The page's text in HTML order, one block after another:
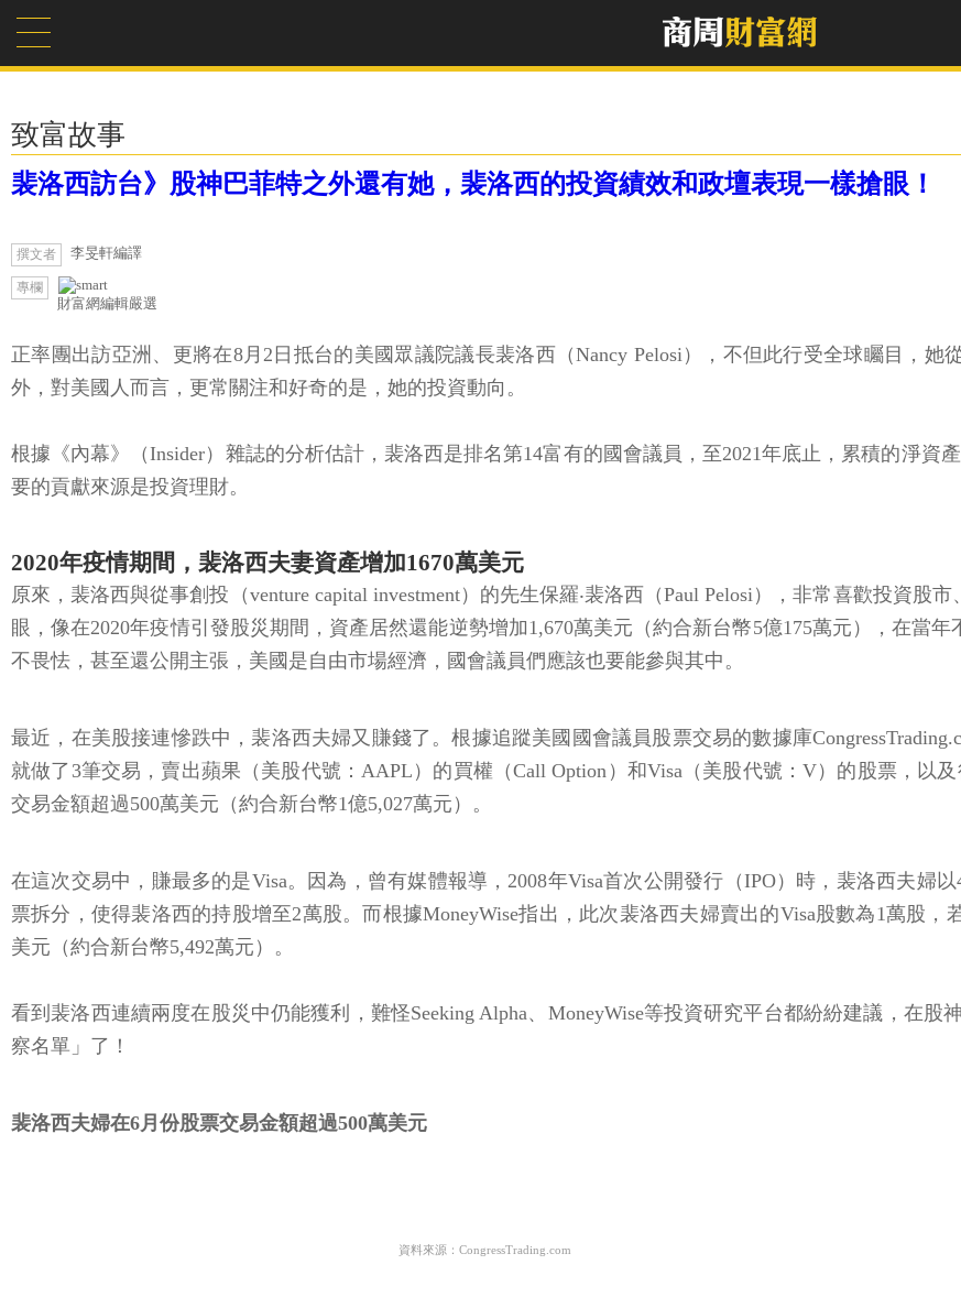
致富故事
裴洛西訪台》股神巴菲特之外還有她，裴洛西的投資績效和政壇表現一樣搶眼！
撰文者 李旻軒編譯
專欄
財富網編輯嚴選
正率團出訪亞洲、更將在8月2日抵台的美國眾議院議長裴洛西（Nancy Pelosi），不但此行受全球矚目，
外，對美國人而言，更常關注和好奇的是，她的投資動向。
根據《內幕》（Insider）雜誌的分析估計，裴洛西是排名第14富有的國會議員，至2021年底止，累積的淨資
要的貢獻來源是投資理財。
2020年疫情期間，裴洛西夫妻資產增加1670萬美元
原來，裴洛西與從事創投（venture capital investment）的先生保羅‧裴洛西（Paul Pelosi），非常喜歡投資
眼，像在2020年疫情引發股災期間，資產居然還能逆勢增加1,670萬美元（約合新台幣5億175萬元），在當
不畏怯，甚至還公開主張，美國是自由市場經濟，國會議員們應該也要能參與其中。
最近，在美股接連慘跌中，裴洛西夫婦又賺錢了。根據追蹤美國國會議員股票交易的數據庫
就做了3筆交易，賣出蘋果（美股代號：AAPL）的買權（Call Option）和Visa（美股代號：V）的股票，以
交易金額超過500萬美元（約合新台幣1億5,027萬元）。
在這次交易中，賺最多的是Visa。因為，曾有媒體報導，2008年Visa首次公開發行（IPO）時，裴洛西夫婦
票拆分，使得裴洛西的持股增至2萬股。而根據MoneyWise指出，此次裴洛西夫婦賣出的Visa股數為1萬股，
美元（約合新台幣5,492萬元）。
看到裴洛西連續兩度在股災中仍能獲利，難怪Seeking Alpha、MoneyWise等投資研究平台都紛紛建議，在
察名單」了！
裴洛西夫婦在6月份股票交易金額超過500萬美元
資料來源：CongressTrading.com